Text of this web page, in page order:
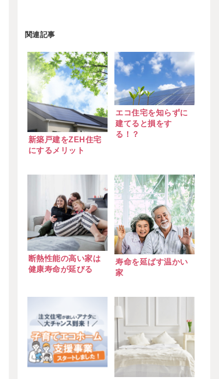
関連記事
新築戸建をZEH住宅
にするメリット
エコ住宅を知らずに
建てると損をす
る！？
断熱性能の高い家は
健康寿命が延びる
寿命を延ばす温かい
家